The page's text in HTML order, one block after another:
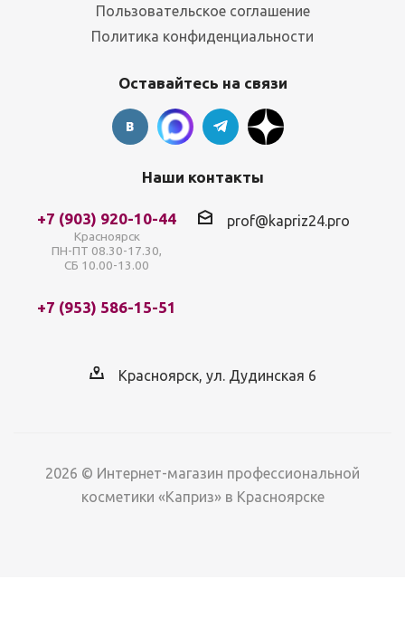
Пользовательское соглашение
Политика конфиденциальности
Оставайтесь на связи
Наши контакты
+7 (903) 920-10-44
Красноярск
ПН-ПТ 08.30-17.30,
СБ 10.00-13.00
+7 (953) 586-15-51
prof@kapriz24.pro
Красноярск, ул. Дудинская 6
2026 © Интернет-магазин профессиональной
косметики «Каприз» в Красноярске